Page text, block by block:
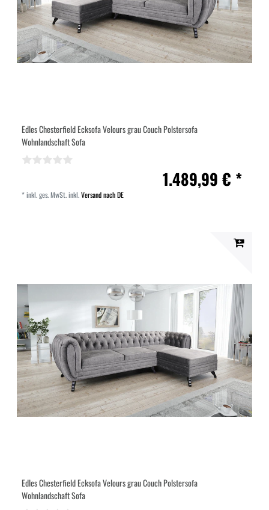
Edles Chesterfield Ecksofa Velours grau Couch Polstersofa
Wohnlandschaft Sofa
1.489,99 € *
*inkl. ges. MwSt.inkl.Versand nach DE
Edles Chesterfield Ecksofa Velours grau Couch Polstersofa
Wohnlandschaft Sofa